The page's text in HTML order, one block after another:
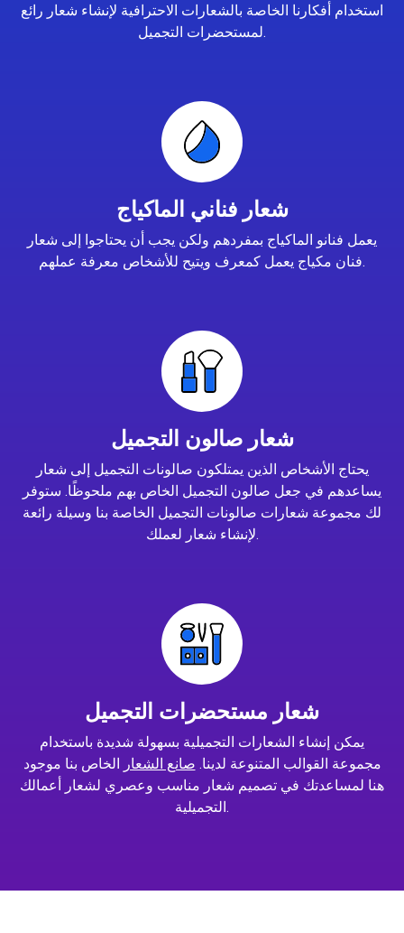
استخدام أفكارنا الخاصة بالشعارات الاحترافية لإنشاء شعار رائع
لمستحضرات التجميل.
شعار فناني الماكياج
يعمل فنانو الماكياج بمفردهم ولكن يجب أن يحتاجوا إلى شعار
فنان مكياج يعمل كمعرف ويتيح للأشخاص معرفة عملهم.
شعار صالون التجميل
يحتاج الأشخاص الذين يمتلكون صالونات التجميل إلى شعار
يساعدهم في جعل صالون التجميل الخاص بهم ملحوظًا. ستوفر
لك مجموعة شعارات صالونات التجميل الخاصة بنا وسيلة رائعة
لإنشاء شعار لعملك.
شعار مستحضرات التجميل
يمكن إنشاء الشعارات التجميلية بسهولة شديدة باستخدام
مجموعة القوالب المتنوعة لدينا. صانع الشعار الخاص بنا موجود
هنا لمساعدتك في تصميم شعار مناسب وعصري لشعار أعمالك
التجميلية.